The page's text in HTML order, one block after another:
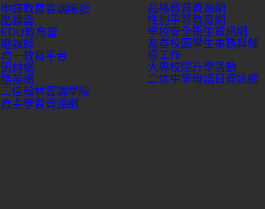
申請教育雲端帳號
酷課雲
EDU教育雲
磨課師
均一教育平台
因材網
酷英網
二信翰林雲端學院
自主學習資源網
品格教育資源網
性別平等教育網
學校安全衛生資訊網
友善校園學生事務與輔
導工作
大專校院升學活動
二信中學母語日資訊網